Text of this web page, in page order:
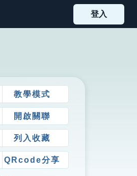
登入
教學模式
開啟關聯
列入收藏
QRcode分享